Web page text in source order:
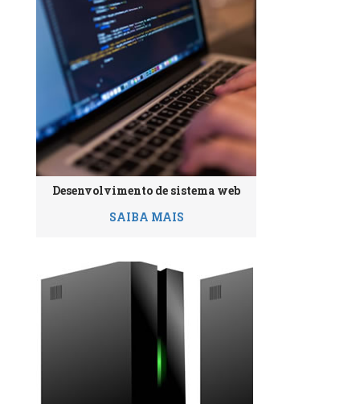
Desenvolvimento de sistema web
SAIBA MAIS